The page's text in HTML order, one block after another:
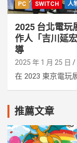
PC SWITCH 人
2025 台北電玩
作人「吉川延
導
2025 年 1 月 25 日
在 2023 東京電玩
推薦文章